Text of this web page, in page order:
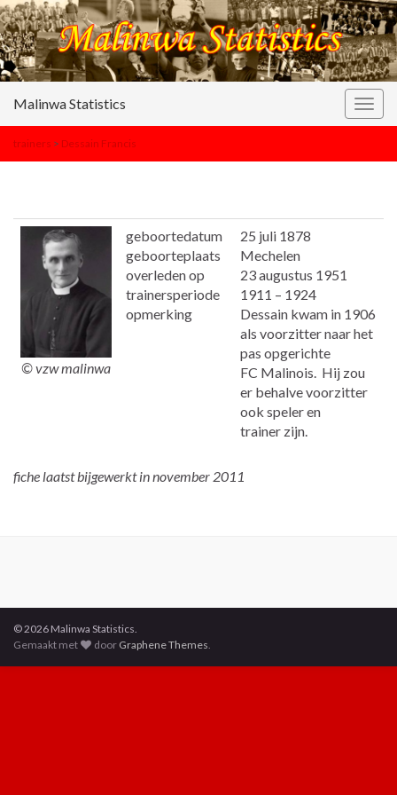
Malinwa Statistics
trainers > Dessain Francis
© vzw malinwa
geboortedatum
geboorteplaats
overleden op
trainersperiode
opmerking
25 juli 1878
Mechelen
23 augustus 1951
1911 – 1924
Dessain kwam in 1906
als voorzitter naar het
pas opgerichte
FC Malinois. Hij zou
er behalve voorzitter
ook speler en
trainer zijn.
fiche laatst bijgewerkt in november 2011
© 2026 Malinwa Statistics.
Gemaakt met
door Graphene Themes.